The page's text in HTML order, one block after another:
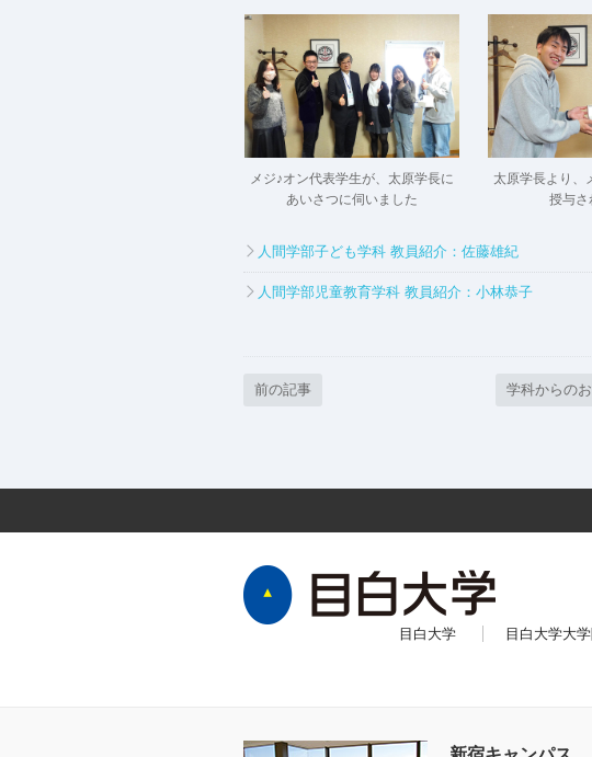
メジ♪オン代表学生が、太原学長に
あいさつに伺いました
太原学長より、
授与さ
人間学部子ども学科 教員紹介：佐藤雄紀
人間学部児童教育学科 教員紹介：小林恭子
前の記事 学科からの
目白大学 目白大学大